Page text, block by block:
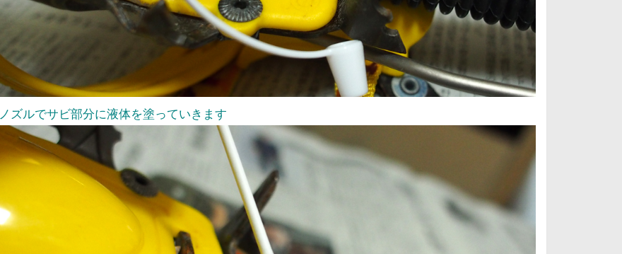
ノズルでサビ部分に液体を塗っていきます